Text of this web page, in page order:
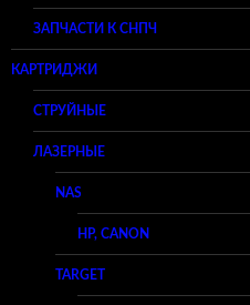
ЗАПЧАСТИ К СНПЧ
КАРТРИДЖИ
СТРУЙНЫЕ
ЛАЗЕРНЫЕ
NAS
HP, CANON
TARGET